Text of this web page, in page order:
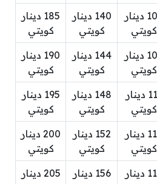
105 دينار
كويتي
140 دينار
كويتي
185 دينار
كويتي
108 دينار
كويتي
144 دينار
كويتي
190 دينار
كويتي
111 دينار
كويتي
148 دينار
كويتي
195 دينار
كويتي
114 دينار
كويتي
152 دينار
كويتي
200 دينار
كويتي
117 دينار
156 دينار
205 دينار